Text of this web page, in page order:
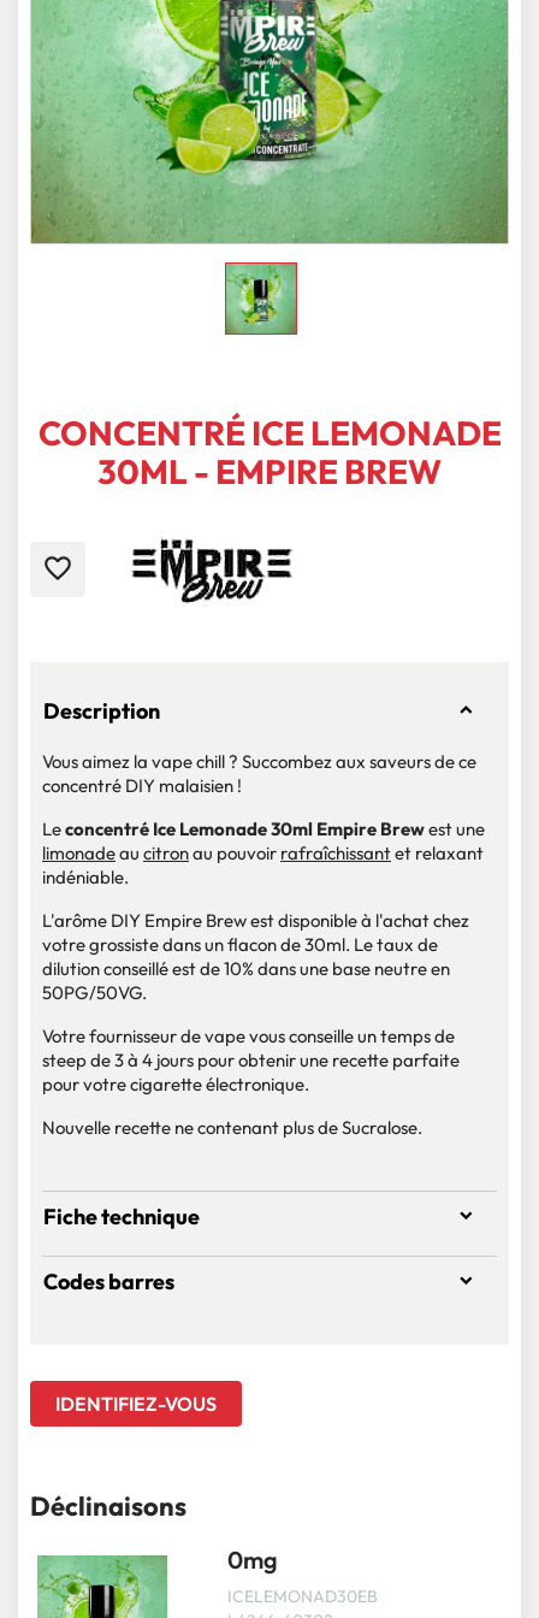
CONCENTRÉ ICE LEMONADE
30ML - EMPIRE BREW
favorite_border
Description
Vous aimez la vape chill ? Succombez aux saveurs de ce
concentré DIY malaisien !
Leconcentré Ice Lemonade 30ml Empire Brewest une
limonadeau citronau pouvoir rafraîchissantet relaxant
indéniable.
L'arôme DIY Empire Brew est disponible à l'achat chez
votre grossiste dans un flacon de 30ml. Le taux de
dilution conseillé est de 10% dans une base neutre en
50PG/50VG.
Votre fournisseur de vape vous conseille un temps de
steep de 3 à 4 jours pour obtenir une recette parfaite
pour votre cigarette électronique.
Nouvelle recette ne contenant plus de Sucralose.
Fiche technique
Codes barres
IDENTIFIEZ-VOUS
Déclinaisons
0mg
ICELEMONAD30EB